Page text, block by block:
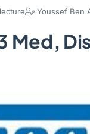
Youssef Ben
Med,